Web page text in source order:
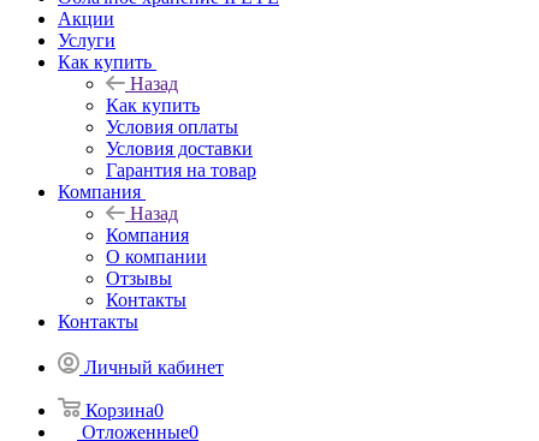
Акции
Услуги
Как купить
Назад
Как купить
Условия оплаты
Условия доставки
Гарантия на товар
Компания
Назад
Компания
О компании
Отзывы
Контакты
Контакты
Личный кабинет
Корзина0
Отложенные0